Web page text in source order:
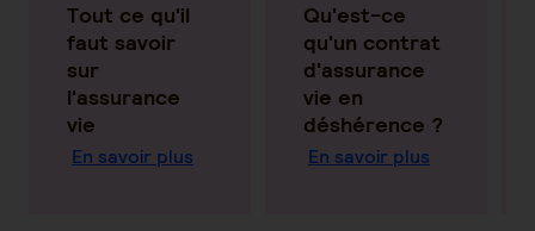
Tout ce qu'il
faut savoir
sur
l'assurance
vie
En savoir plus
Qu'est-ce
qu'un contrat
d'assurance
vie en
déshérence ?
En savoir plus